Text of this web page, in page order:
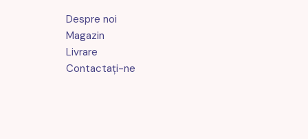
Despre noi
Magazin
Livrare
Contactaţi-ne